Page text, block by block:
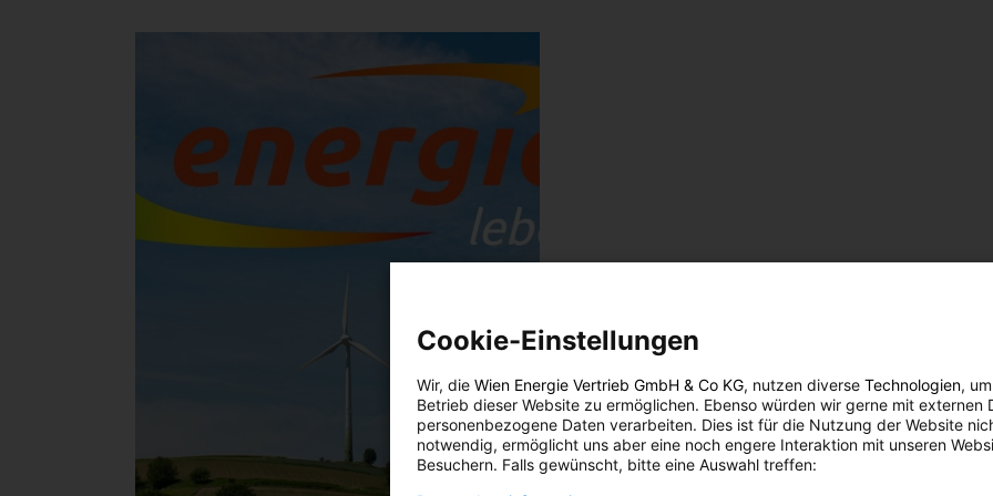
Cookie-Einstellungen
Wir, die Wien Energie Vertrieb GmbH & Co KG, nutzen diverse Technologien,
Betrieb dieser Website zu ermöglichen. Ebenso würden wir gerne mit externen
personenbezogene Daten verarbeiten. Dies ist für die Nutzung der Website
notwendig, ermöglicht uns aber eine noch engere Interaktion mit unseren
Besuchern. Falls gewünscht, bitte eine Auswahl treffen: